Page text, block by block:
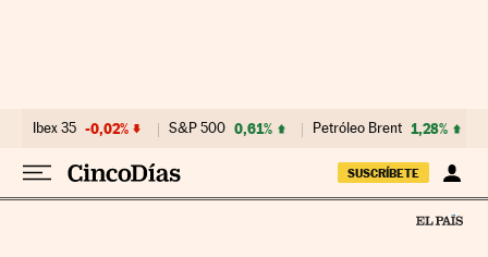
Ibex 35 -0,02% S&P 500 0,61% Petróleo Brent 1,28%
SUSCRÍBETE